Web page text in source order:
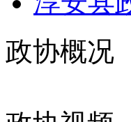
政协概况